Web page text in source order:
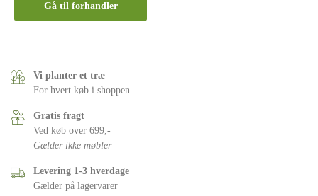
Gå til forhandler
Vi planter et træ
For hvert køb i shoppen
Gratis fragt
Ved køb over 699,-
Gælder ikke møbler
Levering 1-3 hverdage
Gælder på lagervarer